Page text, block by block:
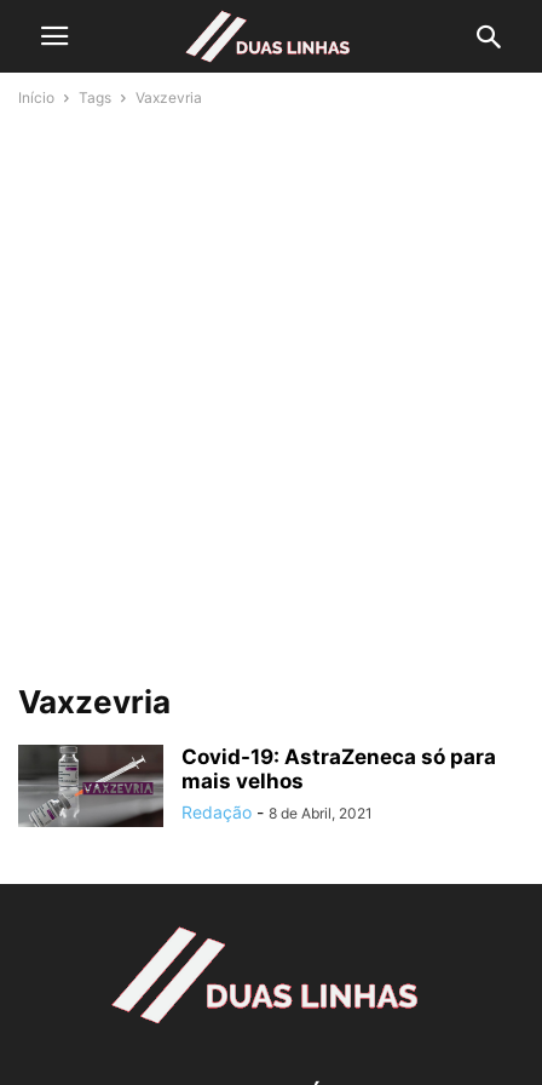
Início Tags Vaxzevria
Vaxzevria
Covid-19: AstraZeneca só para
mais velhos
Redação - 8 de Abril, 2021